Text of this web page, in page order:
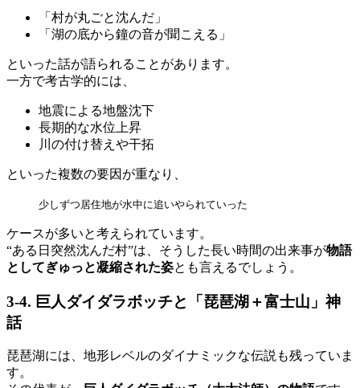
「村が丸ごと沈んだ」
「湖の底から鐘の音が聞こえる」
といった話が語られることがあります。
一方で考古学的には、
地震による地盤沈下
長期的な水位上昇
川の付け替えや干拓
といった複数の要因が重なり、
少しずつ居住地が水中に追いやられていった
ケースが多いと考えられています。
“ある日突然沈んだ村”は、そうした長い時間の出来事が物語
としてぎゅっと凝縮された姿とも言えるでしょう。
3-4. 巨人ダイダラボッチと「琵琶湖＋富士山」神
話
琵琶湖には、地形レベルのダイナミックな伝説も残っていま
す。